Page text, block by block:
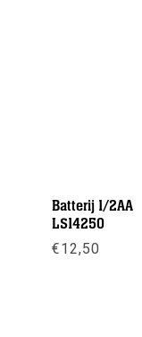
Batterij 1/2AA
LS14250
€12,50